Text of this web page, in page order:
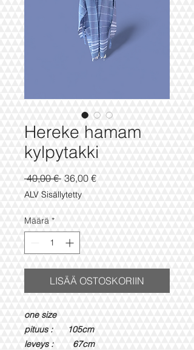
Hereke hamam
kylpytakki
40,00 € Normaali
hinta
36,00 €Alehinta
ALV Sisällytetty
Määrä *
LISÄÄ OSTOSKORIIN
one size
pituus : 105cm
leveys : 67cm